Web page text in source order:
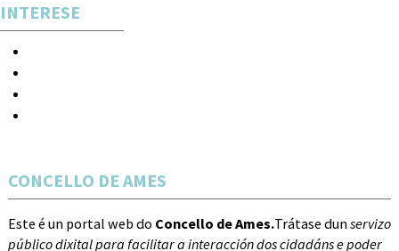
INTERESE
CONCELLO DE AMES
Este é un portal web do Concello de Ames.Trátase dunservizo
público dixital para facilitar a interacción dos cidadáns e poder